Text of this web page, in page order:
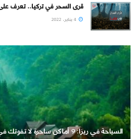
قرى السحر في تركيا.. تعرف على
السياحة في ريزا: 9 أماكن ساحرة لا تفوتك في شمال تركيا